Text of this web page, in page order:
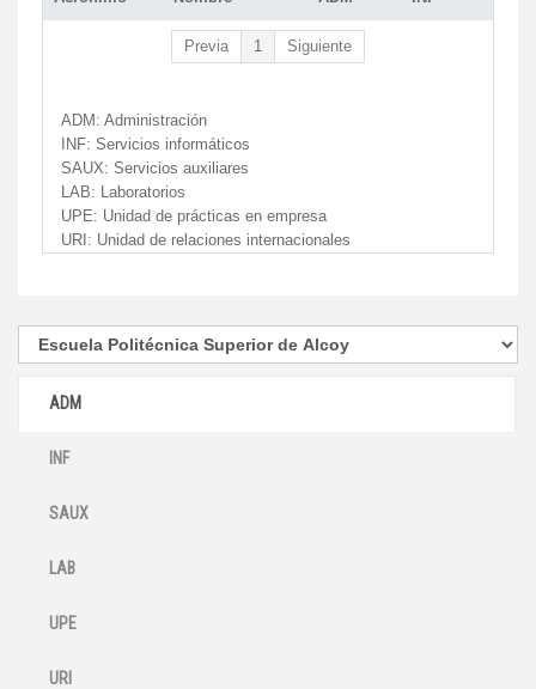
Previa 1 Siguiente
ADM: Administración
INF: Servicios informáticos
SAUX: Servicios auxiliares
LAB: Laboratorios
UPE: Unidad de prácticas en empresa
URI: Unidad de relaciones internacionales
ADM
INF
SAUX
LAB
UPE
URI